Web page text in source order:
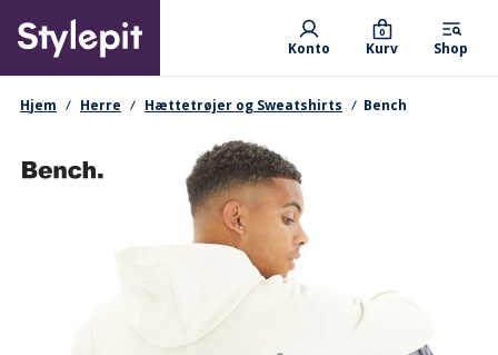
main
content
Primary departments
Konto Kurv
0
Shop
navigationssti
Hjem Herre Hættetrøjer og Sweatshirts Bench